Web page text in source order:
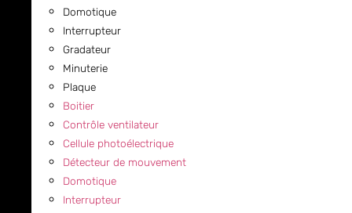
Domotique
Interrupteur
Gradateur
Minuterie
Plaque
Boitier
Contrôle ventilateur
Cellule photoélectrique
Détecteur de mouvement
Domotique
Interrupteur